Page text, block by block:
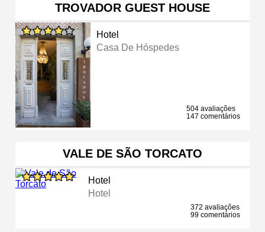
TROVADOR GUEST HOUSE
Hotel
Casa De Hóspedes
504 avaliações
147 comentários
VALE DE SÃO TORCATO
Hotel
Hotel
372 avaliações
99 comentários